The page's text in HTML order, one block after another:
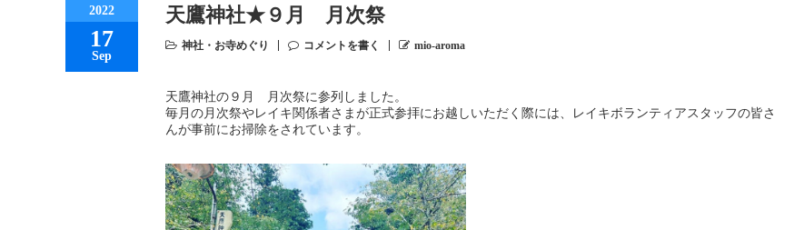
2022
17
Sep
天鷹神社★９月 月次祭
神社・お寺めぐり コメントを書く mio-aroma
天鷹神社の９月 月次祭に参列しました。
毎月の月次祭やレイキ関係者さまが正式参拝にお越しいただく際には、レイキボランティアスタッフの皆さ
んが事前にお掃除をされています。